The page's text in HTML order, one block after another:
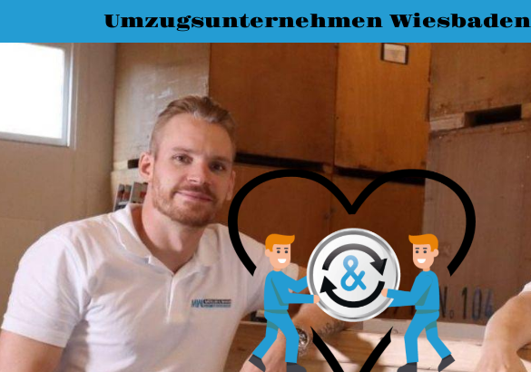
Umzugsunternehmen Wiesbaden